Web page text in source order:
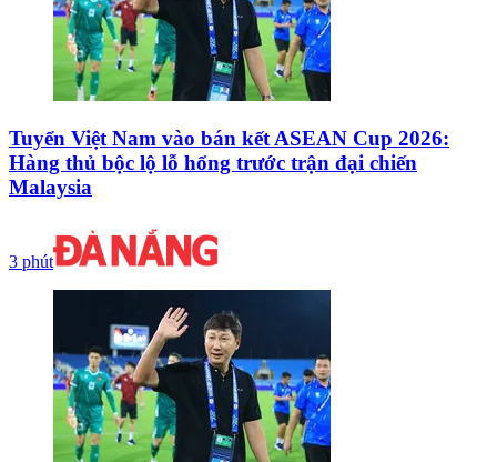
Tuyển Việt Nam vào bán kết ASEAN Cup 2026:
Hàng thủ bộc lộ lỗ hổng trước trận đại chiến
Malaysia
3 phút